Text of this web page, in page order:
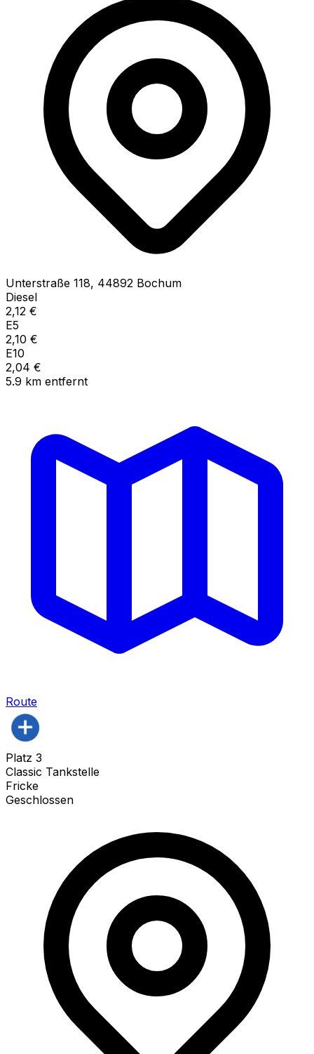
Unterstraße 118, 44892 Bochum
Diesel
2,12 €
E5
2,10 €
E10
2,04 €
5.9 km entfernt
Route
Platz 3
Classic Tankstelle
Fricke
Geschlossen